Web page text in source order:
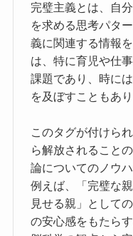
完璧主義とは、自
を求める思考パタ
義に関連する情報
は、特に育児や仕
課題であり、時に
を及ぼすこともあり
このタグが付けら
ら解放されること
論についてのノウ
例えば、「完璧な
見せる親」として
の安心感をもたら